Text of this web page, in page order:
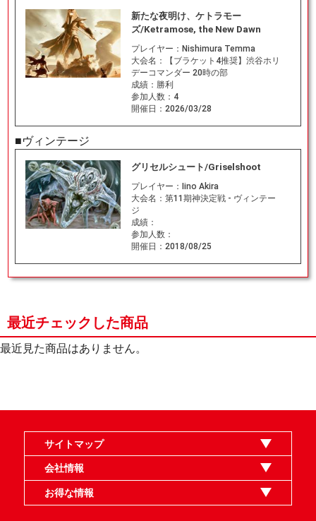
新たな夜明け、ケトラモー
ズ/Ketramose, the New Dawn
プレイヤー： Nishimura Temma
大会名：
【ブラケット4推奨】渋谷ホリ
デーコマンダー 20時の部
成績： 勝利
参加人数： 4
開催日： 2026/03/28
■ヴィンテージ
グリセルシュート/Griselshoot
プレイヤー： Iino Akira
大会名： 第11期神決定戦 - ヴィンテー
ジ
成績：
参加人数：
開催日： 2018/08/25
最近チェックした商品
最近見た商品はありません。
サイトマップ
オンラインショップ
買取
記事
選手一覧
デッキ検索
デッキ構築
イベント・大会
店舗のご案内
お問い合わせ
ヘルプ
FAQ
会社情報
利用規約
スタッフ募集
特定商取引法表示
個人情報保護指針
企業情報
お得な情報